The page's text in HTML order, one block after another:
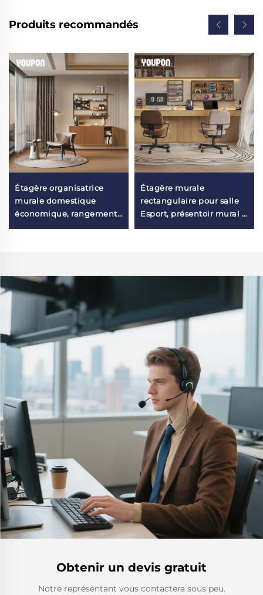
Produits recommandés
Étagère organisatrice
murale domestique
économique, rangement
Étagère murale
rectangulaire pour salle
Esport, présentoir mural à
Obtenir un devis gratuit
Notre représentant vous contactera sous peu.